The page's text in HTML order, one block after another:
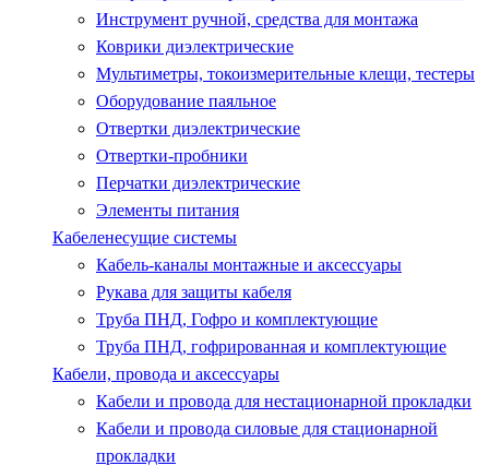
Инструмент ручной, средства для монтажа
Коврики диэлектрические
Мультиметры, токоизмерительные клещи, тестеры
Оборудование паяльное
Отвертки диэлектрические
Отвертки-пробники
Перчатки диэлектрические
Элементы питания
Кабеленесущие системы
Кабель-каналы монтажные и аксессуары
Рукава для защиты кабеля
Труба ПНД, Гофро и комплектующие
Труба ПНД, гофрированная и комплектующие
Кабели, провода и аксессуары
Кабели и провода для нестационарной прокладки
Кабели и провода силовые для стационарной
прокладки